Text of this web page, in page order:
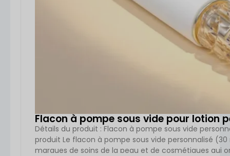
Flacon à pompe sous vide pour lotion
Détails du produit : Flacon à pompe sous vide
produit Le flacon à pompe sous vide personnalisé
marques de soins de la peau et de cosmétiques qui